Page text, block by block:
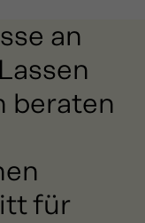
an
beraten
für